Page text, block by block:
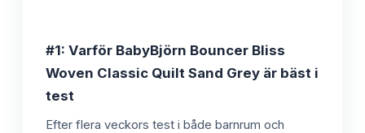
#1: Varför BabyBjörn Bouncer Bliss
Woven Classic Quilt Sand Grey är bäst i
test
Efter flera veckors test i både barnrum och